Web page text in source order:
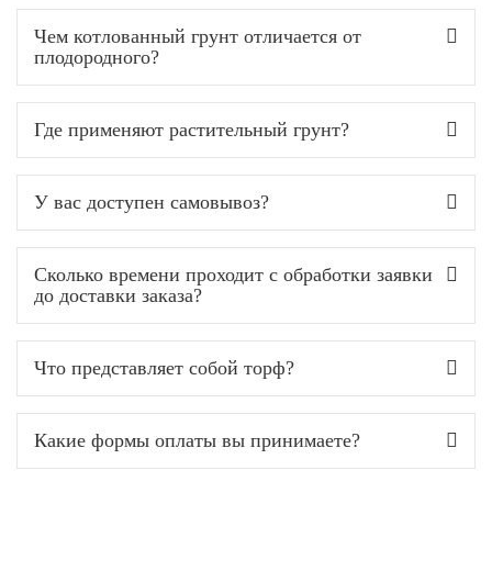
Чем котлованный грунт отличается от
плодородного?
Где применяют растительный грунт?
У вас доступен самовывоз?
Сколько времени проходит с обработки заявки
до доставки заказа?
Что представляет собой торф?
Какие формы оплаты вы принимаете?